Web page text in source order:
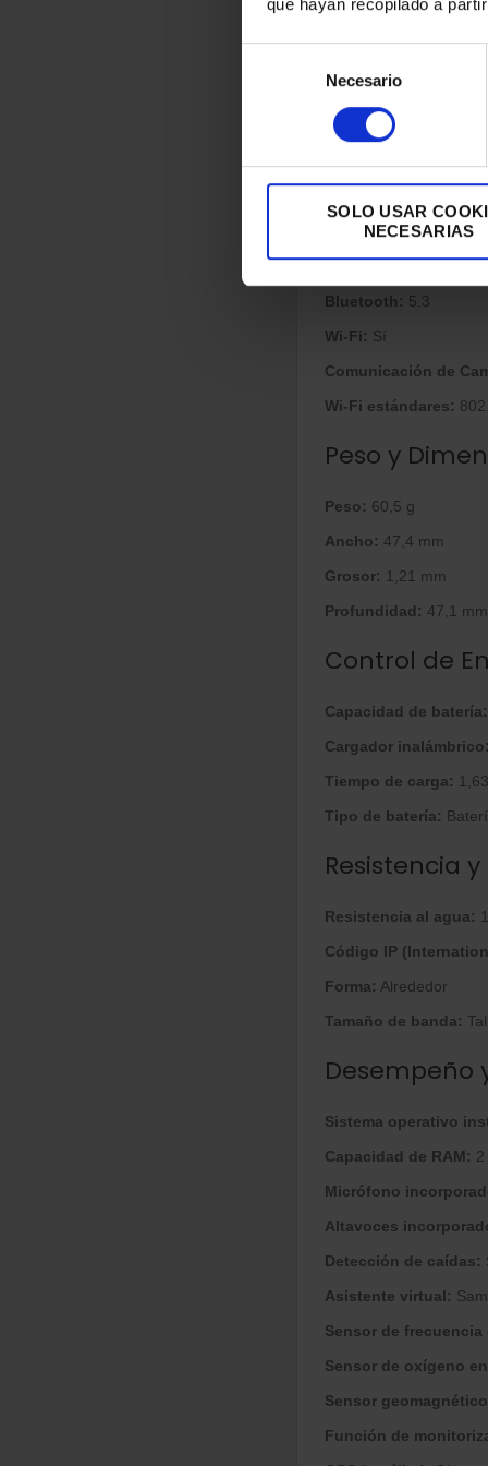
que hayan recopilado a
consentimiento
Necesario
SOLO USAR
NECESARIAS
Número de colores
Pantalla con función
Conexión y
Bluetooth: 5.3
Wi-Fi: Sí
Comunicación de
Wi-Fi estándares:
Peso y
Peso: 60,5 g
Ancho: 47,4 mm
Grosor: 1,21 mm
Profundidad: 47,1 mm
Control de
Capacidad de batería:
Cargador inalámbrico:
Tiempo de carga:
Tipo de batería:
Resistencia y
Resistencia al agua:
Código IP
Forma: Alrededor
Tamaño de banda:
Desempeño
Sistema operativo
Capacidad de RAM: 2
Micrófono
Altavoces
Detección de caídas:
Asistente virtual:
Sensor de frecuencia
Sensor de oxígeno
Sensor
Función de